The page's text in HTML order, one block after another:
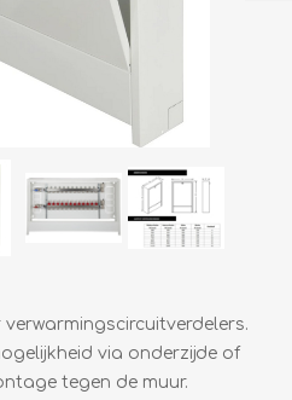
via onderzijde of
tegen de muur.